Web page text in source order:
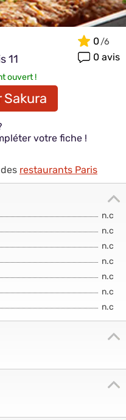
11
0
0 avis
ouvert !
Sakura
votre fiche !
restaurants Paris
n.c
n.c
n.c
n.c
n.c
n.c
n.c